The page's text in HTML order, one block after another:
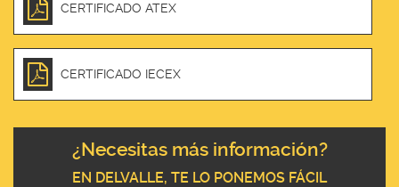
CERTIFICADO ATEX
CERTIFICADO IECEX
¿Necesitas más información?
EN DELVALLE, TE LO PONEMOS FÁCIL